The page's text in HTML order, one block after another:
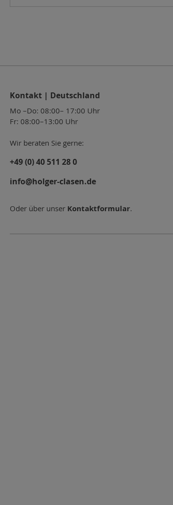
Kontakt | Deutschland
Mo –Do: 08:00– 17:00 Uhr
Fr: 08:00–13:00 Uhr
Wir beraten Sie gerne:
+49 (0) 40 511 28 0
info@holger-clasen.de
Oder über unser Kontaktformular.